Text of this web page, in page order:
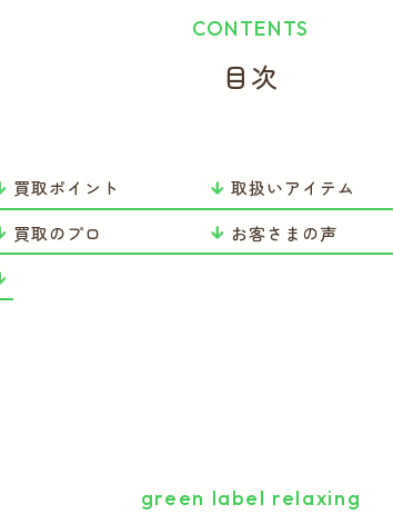
CONTENTS
目次
買取ポイント 取扱いアイテム
買取のプロ お客さまの声
green label relaxing